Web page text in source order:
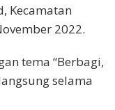
Kecamatan
2022.
tema “Berbagi,
selama